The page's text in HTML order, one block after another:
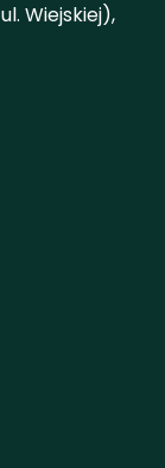
Wiejskiej),